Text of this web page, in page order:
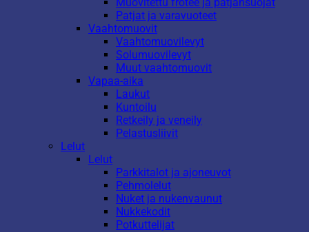
Patjat ja varavuoteet
Vaahtomuovit
Vaahtomuovilevyt
Solumuovilevyt
Muut vaahtomuovit
Vapaa-aika
Laukut
Kuntoilu
Retkeily ja veneily
Pelastusliivit
Lelut
Lelut
Parkkitalot ja ajoneuvot
Pehmolelut
Nuket ja nukenvaunut
Nukkekodit
Potkuttelijat